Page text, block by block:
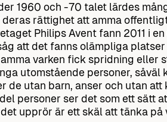
1960 och -70 talet lärdes
deras rättighet att amma
Philips Avent fann 2011 i
att det fanns olämpliga platser
varken fick spridning eller
utomstående personer, såväl
de utan barn, anser och utan
personer ser det som ett sätt
upprör är ett skäl att tänka på